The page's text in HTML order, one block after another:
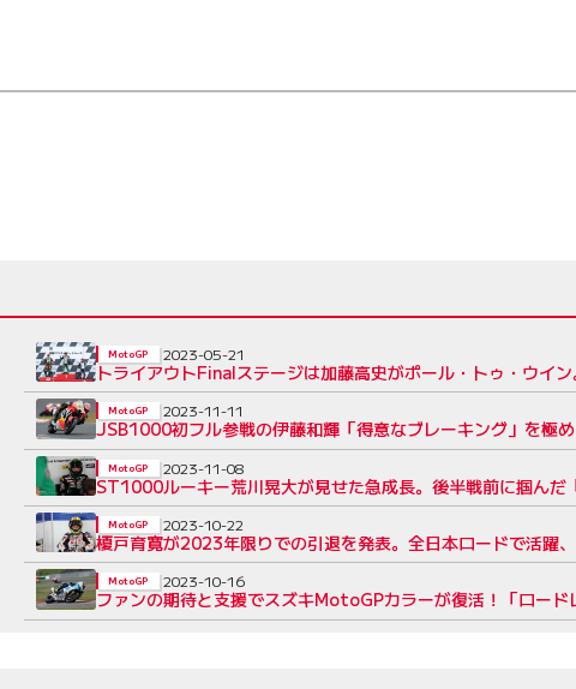
トライアウトFinalステージは加藤高史がポール・トゥ・ウイ
MotoGP 2023-05-21
JSB1000初フル参戦の伊藤和輝「得意なブレーキング」を極
MotoGP 2023-11-11
ST1000ルーキー荒川晃大が見せた急成長。後半戦前に掴んだ
MotoGP 2023-11-08
榎戸育寛が2023年限りでの引退を発表。全日本ロードで活躍
MotoGP 2023-10-22
ファンの期待と支援でスズキMotoGPカラーが復活！「ロー
MotoGP 2023-10-16